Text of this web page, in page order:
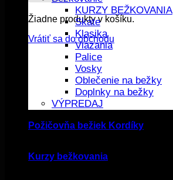
Žiadne produkty v košíku.
Vrátiť sa do obchodu
KURZY BEŽKOVANIA
Skate
Klasika
Viazania
Palice
Vosky
Oblečenie na bežky
Doplnky na bežky
VÝPREDAJ
Požičovňa bežiek Kordíky
Kurzy bežkovania